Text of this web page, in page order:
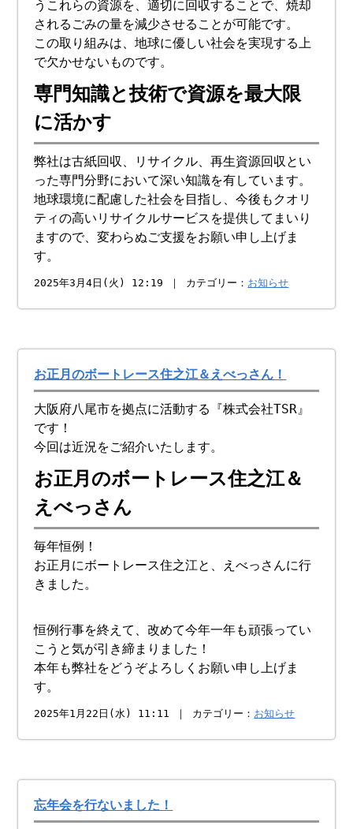
うこれらの資源を、適切に回収することで、焼却
されるごみの量を減少させることが可能です。
この取り組みは、地球に優しい社会を実現する上
で欠かせないものです。
専門知識と技術で資源を最大限
に活かす
弊社は古紙回収、リサイクル、再生資源回収とい
った専門分野において深い知識を有しています。
地球環境に配慮した社会を目指し、今後もクオリ
ティの高いリサイクルサービスを提供してまいり
ますので、変わらぬご支援をお願い申し上げま
す。
2025年3月4日(火) 12:19 ｜ カテゴリー： お知らせ
お正月のボートレース住之江＆えべっさん！
大阪府八尾市を拠点に活動する『株式会社TSR』
です！
今回は近況をご紹介いたします。
お正月のボートレース住之江＆
えべっさん
毎年恒例！
お正月にボートレース住之江と、えべっさんに行
きました。
恒例行事を終えて、改めて今年一年も頑張ってい
こうと気が引き締まりました！
本年も弊社をどうぞよろしくお願い申し上げま
す。
2025年1月22日(水) 11:11 ｜ カテゴリー： お知らせ
忘年会を行ないました！